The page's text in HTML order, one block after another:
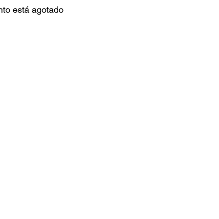
está agotado